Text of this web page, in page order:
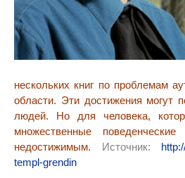
нескольких книг по проблемам
области. Эти достижения
людей. Но для человека,
множественные
недостижимым. Источник:
templ-grendin